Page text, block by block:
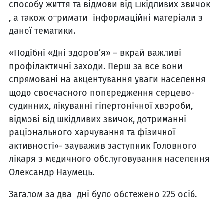
способу життя та відмови від шкідливих звичок
, а також отримати інформаційні матеріали з
даної тематики.
«Подібні «Дні здоров’я» – вкрай важливі
профілактичні заходи. Перш за все вони
спрямовані на акцентування уваги населення
щодо своєчасного попередження серцево-
судинних, лікуванні гіпертонічної хвороби,
відмові від шкідливих звичок, дотриманні
раціонального харчування та фізичної
активності»- зауважив заступник Головного
лікаря з медичного обслуговування населення
Олександр Наумець.
Загалом за два дні було обстежено 225 осіб.